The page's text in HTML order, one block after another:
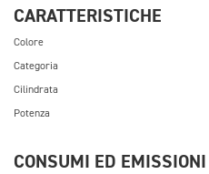
CARATTERISTICHE
Colore
Categoria
Cilindrata
Potenza
CONSUMI ED EMISSIONI